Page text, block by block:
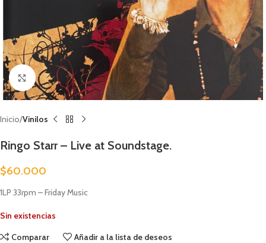
Clic para ampliar
Inicio Vinilos
Ringo Starr – Live at Soundstage.
$60.000
1LP 33rpm – Friday Music
Sin existencias
Comparar
Añadir a la lista de deseos